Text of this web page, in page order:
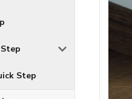
Step